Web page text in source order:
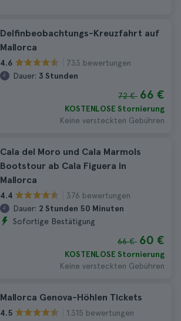
Delfinbeobachtungs-Kreuzfahrt auf
Mallorca
4.6
733 bewertungen
Dauer: 3 Stunden
72 € 66 €
KOSTENLOSE Stornierung
Keine versteckten Gebühren
Cala del Moro und Cala Marmols
Bootstour ab Cala Figuera in
Mallorca
4.4
376 bewertungen
Dauer: 2 Stunden 50 Minuten
Sofortige Bestätigung
66 € 60 €
KOSTENLOSE Stornierung
Keine versteckten Gebühren
Mallorca Genova-Höhlen Tickets
4.5 1.315 bewertungen